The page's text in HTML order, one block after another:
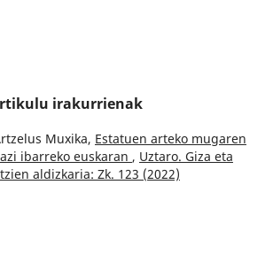
irakurrienak
Muxika, Estatuen arteko mugaren
ibarreko euskaran , Uztaro. Giza eta
aldizkaria: Zk. 123 (2022)